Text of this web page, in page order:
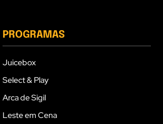
PROGRAMAS
Juicebox
Select & Play
Arca de Sigil
Leste em Cena